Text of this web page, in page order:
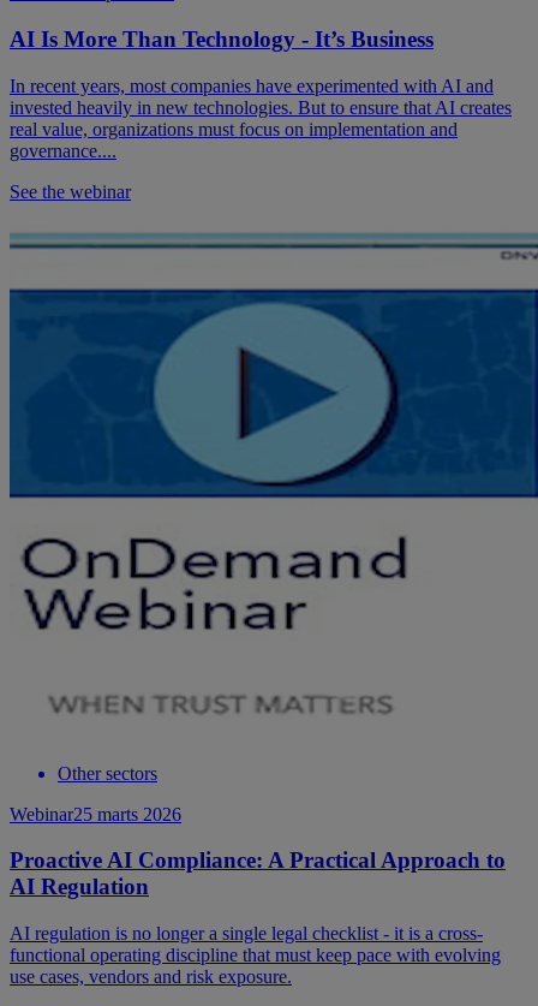
AI Is More Than Technology - It’s Business
In recent years, most companies have experimented with AI and
invested heavily in new technologies. But to ensure that AI creates
real value, organizations must focus on implementation and
governance....
See the webinar
Other sectors
Webinar25 marts 2026
Proactive AI Compliance: A Practical Approach to
AI Regulation
AI regulation is no longer a single legal checklist - it is a cross-
functional operating discipline that must keep pace with evolving
use cases, vendors and risk exposure.